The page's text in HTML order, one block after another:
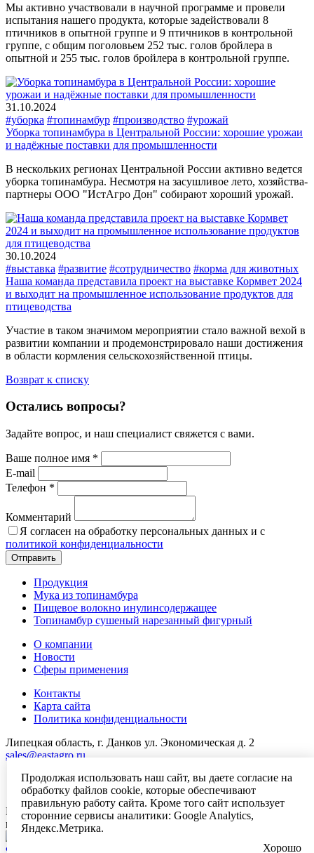
Мы активно участвовали в научной программе и провели
испытания нашего продукта, которые задействовали 8
птичников в опытной группе и 9 птичников в контрольной
группе, с общим поголовьем 252 тыс. голов бройлера в
опытной и 255 тыс. голов бройлера в контрольной группе.
31.10.2024
#уборка #топинамбур #производство #урожай
Уборка топинамбура в Центральной России: хорошие урожаи
и надёжные поставки для промышленности
В нескольких регионах Центральной России активно ведется
уборка топинамбура. Несмотря на засушливое лето, хозяйства-
партнеры ООО "ИстАгро Дон" собирают хороший урожай.
30.10.2024
#выставка #развитие #сотрудничество #корма для животных
Наша команда представила проект на выставке Кормвет 2024
и выходит на промышленное использование продуктов для
птицеводства
Участие в таком значимом мероприятии стало важной вехой в
развитии компании и продемонстрировало наши достижения
в области кормления сельскохозяйственной птицы.
Возврат к списку
Остались вопросы?
Задайте вопрос, и наш специалист свяжется с вами.
Ваше полное имя *
E-mail
Телефон *
Комментарий
Я согласен на обработку персональных данных и с
политикой конфиденциальности
Отправить
Продолжая использовать наш сайт, вы даете согласие на
обработку файлов cookie, которые обеспечивают
правильную работу сайта. Кроме того сайт использует
сторонние сервисы аналитики: Google Analytics,
Яндекс.Метрика.
Хорошо
Продукция
Мука из топинамбура
Пищевое волокно инулинсодержащее
Топинамбур сушеный нарезанный фигурный
О компании
Новости
Сферы применения
Контакты
Карта сайта
Политика конфиденциальности
Липецкая область, г. Данков ул. Экономическая д. 2
sales@eastagro.ru
Первый в России завод по производству пребиотических
ингредиентов из топинамбура